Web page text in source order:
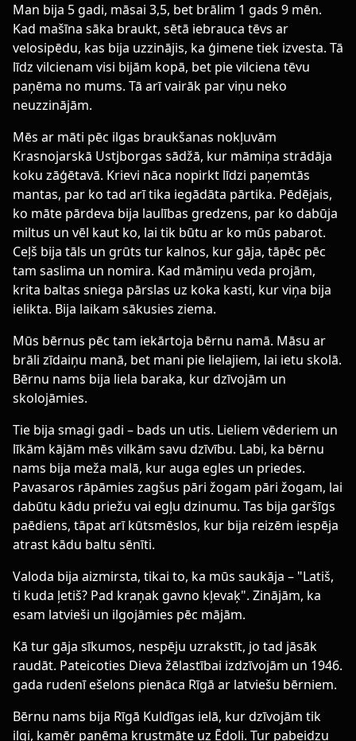
Man bija 5 gadi, māsai 3,5, bet brālim 1 gads 9 mēn.
Kad mašīna sāka braukt, sētā iebrauca tēvs ar
velosipēdu, kas bija uzzinājis, ka ģimene tiek izvesta. Tā
līdz vilcienam visi bijām kopā, bet pie vilciena tēvu
paņēma no mums. Tā arī vairāk par viņu neko
neuzzinājām.
Mēs ar māti pēc ilgas braukšanas nokļuvām
Krasnojarskā Ustjborgas sādžā, kur māmiņa strādāja
koku zāģētavā. Krievi nāca nopirkt līdzi paņemtās
mantas, par ko tad arī tika iegādāta pārtika. Pēdējais,
ko māte pārdeva bija laulības gredzens, par ko dabūja
miltus un vēl kaut ko, lai tik būtu ar ko mūs pabarot.
Ceļš bija tāls un grūts tur kalnos, kur gāja, tāpēc pēc
tam saslima un nomira. Kad māmiņu veda projām,
krita baltas sniega pārslas uz koka kasti, kur viņa bija
ielikta. Bija laikam sākusies ziema.
Mūs bērnus pēc tam iekārtoja bērnu namā. Māsu ar
brāli zīdaiņu manā, bet mani pie lielajiem, lai ietu skolā.
Bērnu nams bija liela baraka, kur dzīvojām un
skolojāmies.
Tie bija smagi gadi – bads un utis. Lieliem vēderiem un
līkām kājām mēs vilkām savu dzīvību. Labi, ka bērnu
nams bija meža malā, kur auga egles un priedes.
Pavasaros rāpāmies zagšus pāri žogam pāri žogam, lai
dabūtu kādu priežu vai egļu dzinumu. Tas bija garšīgs
paēdiens, tāpat arī kūtsmēslos, kur bija reizēm iespēja
atrast kādu baltu sēnīti.
Valoda bija aizmirsta, tikai to, ka mūs saukāja – "Latiš,
ti kuda ļetiš? Pad kraņak gavno kļevaķ". Zinājām, ka
esam latvieši un ilgojāmies pēc mājām.
Kā tur gāja sīkumos, nespēju uzrakstīt, jo tad jāsāk
raudāt. Pateicoties Dieva žēlastībai izdzīvojām un 1946.
gada rudenī ešelons pienāca Rīgā ar latviešu bērniem.
Bērnu nams bija Rīgā Kuldīgas ielā, kur dzīvojām tik
ilgi, kamēr paņēma krustmāte uz Ēdoli. Tur pabeidzu